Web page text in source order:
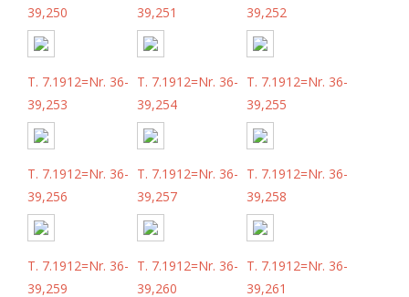
39,250
39,251
39,252
T. 7.1912=Nr. 36-
39,253
T. 7.1912=Nr. 36-
39,254
T. 7.1912=Nr. 36-
39,255
T. 7.1912=Nr. 36-
39,256
T. 7.1912=Nr. 36-
39,257
T. 7.1912=Nr. 36-
39,258
T. 7.1912=Nr. 36-
39,259
T. 7.1912=Nr. 36-
39,260
T. 7.1912=Nr. 36-
39,261